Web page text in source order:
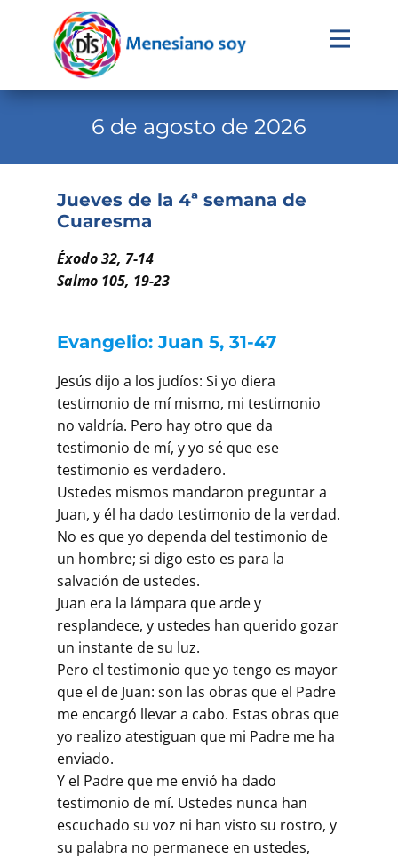
Evangelio
Institucional
Familia Menesiana
Pastoral Vocacional
Recursos
Buscar
6 de agosto de 2026
Jueves de la 4ª semana de
Cuaresma
Éxodo 32, 7-14
Salmo 105, 19-23
Evangelio: Juan 5, 31-47
Jesús dijo a los judíos: Si yo diera
testimonio de mí mismo, mi testimonio
no valdría. Pero hay otro que da
testimonio de mí, y yo sé que ese
testimonio es verdadero.
Ustedes mismos mandaron preguntar a
Juan, y él ha dado testimonio de la verdad.
No es que yo dependa del testimonio de
un hombre; si digo esto es para la
salvación de ustedes.
Juan era la lámpara que arde y
resplandece, y ustedes han querido gozar
un instante de su luz.
Pero el testimonio que yo tengo es mayor
que el de Juan: son las obras que el Padre
me encargó llevar a cabo. Estas obras que
yo realizo atestiguan que mi Padre me ha
enviado.
Y el Padre que me envió ha dado
testimonio de mí. Ustedes nunca han
escuchado su voz ni han visto su rostro, y
su palabra no permanece en ustedes,